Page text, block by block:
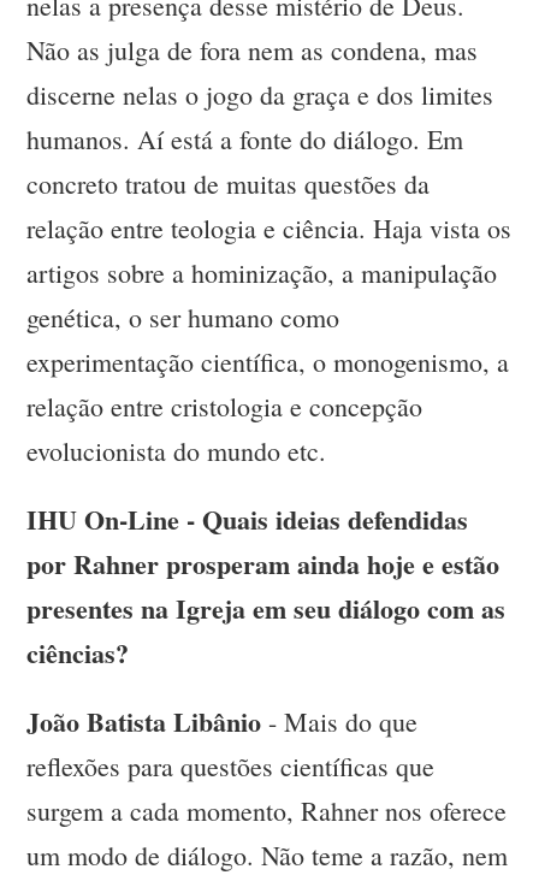
Não as julga de fora nem as condena, mas
discerne nelas o jogo da graça e dos limites
humanos. Aí está a fonte do diálogo. Em
concreto tratou de muitas questões da
relação entre teologia e ciência. Haja vista os
artigos sobre a hominização, a manipulação
genética, o ser humano como
experimentação científica, o monogenismo, a
relação entre cristologia e concepção
evolucionista do mundo etc.
IHU On-Line - Quais ideias defendidas
por Rahner prosperam ainda hoje e estão
presentes na Igreja em seu diálogo com as
ciências?
João Batista Libânio - Mais do que
reflexões para questões científicas que
surgem a cada momento, Rahner nos oferece
um modo de diálogo. Não teme a razão, nem